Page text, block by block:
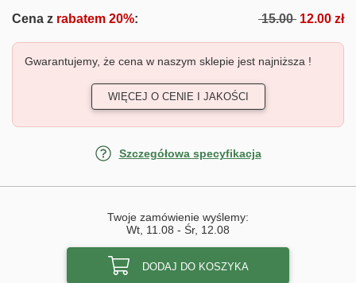
Cena z rabatem 20%: 15.00 12.00 zł
Gwarantujemy, że cena w naszym sklepie jest najniższa !
WIĘCEJ O CENIE I JAKOŚCI
Szczegółowa specyfikacja
Twoje zamówienie wyślemy:
Wt, 11.08 - Śr, 12.08
DODAJ DO KOSZYKA